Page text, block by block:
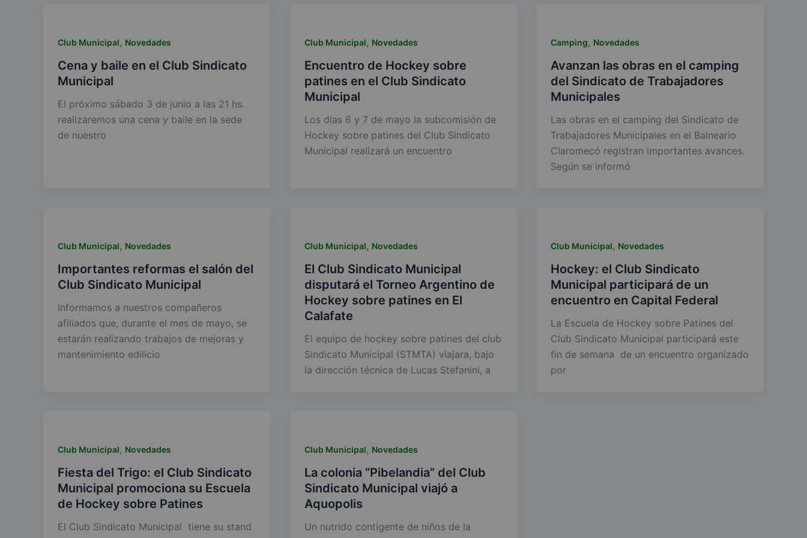
Club Municipal, Novedades
Cena y baile en el Club Sindicato
Municipal
El próximo sábado 3 de junio a las 21 hs.
realizaremos una cena y baile en la sede
de nuestro
Club Municipal, Novedades
Encuentro de Hockey sobre
patines en el Club Sindicato
Municipal
Los días 6 y 7 de mayo la subcomisión de
Hockey sobre patines del Club Sindicato
Municipal realizará un encuentro
Camping, Novedades
Avanzan las obras en el camping
del Sindicato de Trabajadores
Municipales
Las obras en el camping del Sindicato de
Trabajadores Municipales en el Balneario
Claromecó registran importantes avances.
Según se informó
Club Municipal, Novedades
Importantes reformas el salón del
Club Sindicato Municipal
Informamos a nuestros compañeros
afiliados que, durante el mes de mayo, se
estarán realizando trabajos de mejoras y
mantenimiento edilicio
Club Municipal, Novedades
El Club Sindicato Municipal
disputará el Torneo Argentino de
Hockey sobre patines en El
Calafate
El equipo de hockey sobre patines del club
Sindicato Municipal (STMTA) viajara, bajo
la dirección técnica de Lucas Stefanini, a
Club Municipal, Novedades
Hockey: el Club Sindicato
Municipal participará de un
encuentro en Capital Federal
La Escuela de Hockey sobre Patines del
Club Sindicato Municipal participará este
fin de semana de un encuentro organizado
por
Club Municipal, Novedades
Fiesta del Trigo: el Club Sindicato
Municipal promociona su Escuela
de Hockey sobre Patines
El Club Sindicato Municipal tiene su stand
Club Municipal, Novedades
La colonia “Pibelandia” del Club
Sindicato Municipal viajó a
Aquopolis
Un nutrido contigente de niños de la